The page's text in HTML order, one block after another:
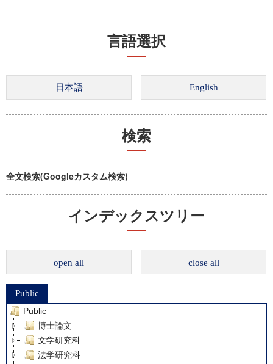
言語選択
検索
全文検索(Googleカスタム検索)
インデックスツリー
open all close all
Public
Public
博士論文
文学研究科
法学研究科